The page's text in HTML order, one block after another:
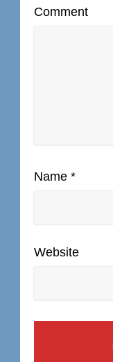
Comment
Name *
Website